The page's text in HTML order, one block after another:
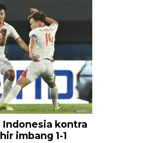
Indonesia kontra
imbang 1-1